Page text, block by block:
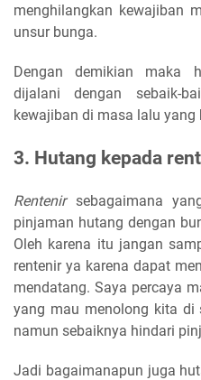
menghilangkan kewajiban
unsur bunga.
Dengan demikian maka
dijalani dengan sebaik-
kewajiban di masa lalu yang
3. Hutang kepada
Rentenirsebagaimana
pinjaman hutang dengan
Oleh karena itu jangan
rentenir ya karena dapat
mendatang. Saya percaya
yang mau menolong kita di
namun sebaiknya hindari
Jadi bagaimanapun juga